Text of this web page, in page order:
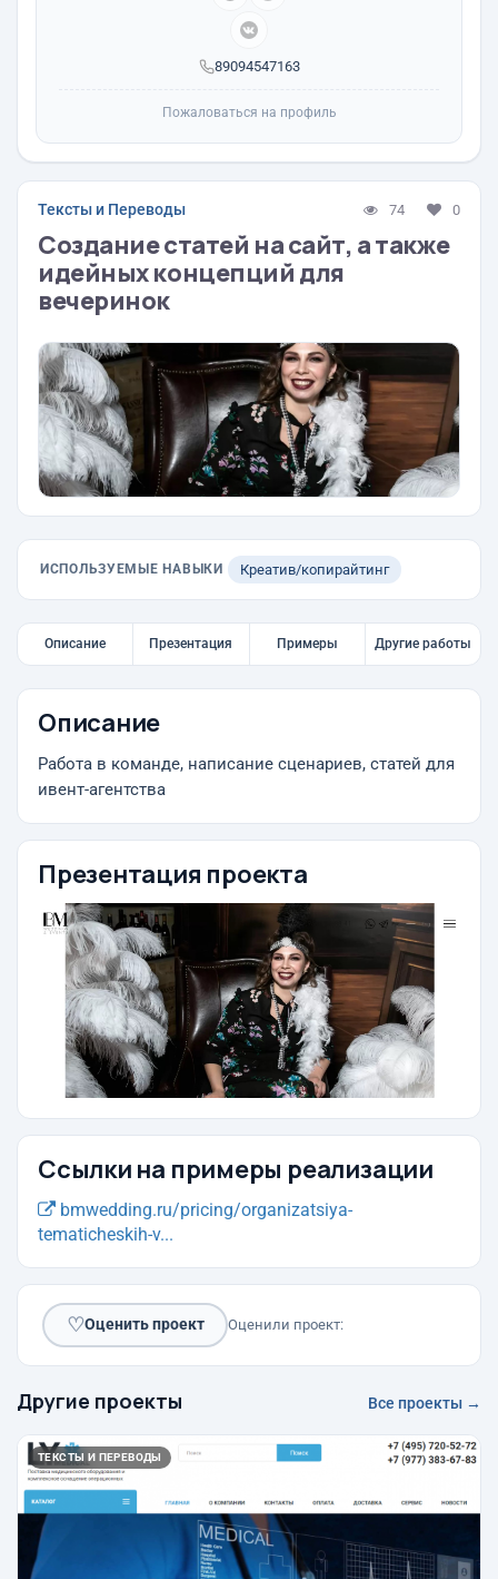
89094547163
Пожаловаться на профиль
Тексты и Переводы 74 0
Создание статей на сайт, а также
идейных концепций для
вечеринок
ИСПОЛЬЗУЕМЫЕ НАВЫКИ Креатив/копирайтинг
Описание Презентация Примеры Другие работы
Описание
Работа в команде, написание сценариев, статей для
ивент-агентства
Презентация проекта
Ссылки на примеры реализации
bmwedding.ru/pricing/organizatsiya-
tematicheskih-v...
♡Оценить проект Оценили проект:
Другие проекты Все проекты →
ТЕКСТЫ И ПЕРЕВОДЫ